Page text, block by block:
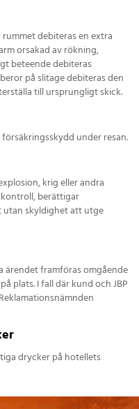
debiteras en extra
orsakad av rökning,
beteende debiteras
på slitage debiteras den
till ursprungligt skick.
under resan.
krig eller andra
berättigar
utan skyldighet att utge
ärendet framföras omgående
plats. I fall där kund och JBP
drycker på hotellets